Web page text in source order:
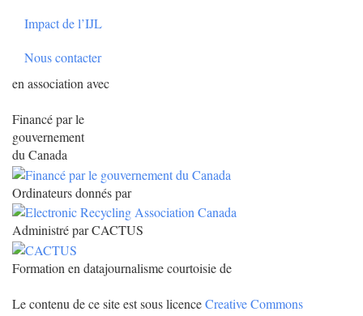
Impact de l’IJL
Nous contacter
en association avec
Financé par le
gouvernement
du Canada
Ordinateurs donnés par
Administré par CACTUS
Formation en datajournalisme courtoisie de
Le contenu de ce site est sous licenceCreative Commons